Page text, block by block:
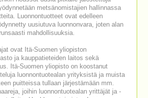
metsänomistajien hallinnassa
Luonnontuotteet ovat edelleen
uusiutuva luonnonvara, joten alan
mahdollisuuksia.
ovat Itä-Suomen yliopiston
ja kauppatieteiden laitos sekä
Itä-Suomen yliopisto on koostanut
luonnontuotealan yrityksistä ja muista
puitteissa tullaan järjestämään mm.
joihin luonnontuotealan yrittäjät ja -